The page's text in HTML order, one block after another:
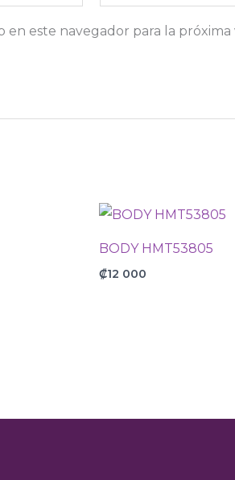
este navegador para la
BODY HMT53805
₡12 000